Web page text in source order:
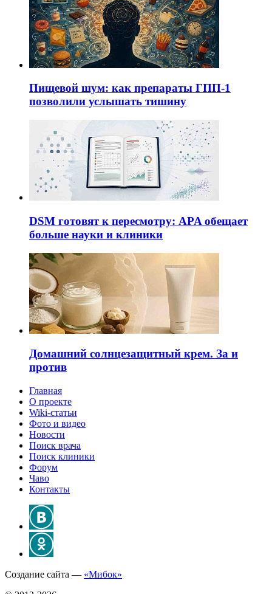
Пищевой шум: как препараты ГПП-1
позволили услышать тишину
DSM готовят к пересмотру: APA обещает
больше науки и клиники
Домашний солнцезащитный крем. За и
против
Главная
О проекте
Wiki-статьи
Фото и видео
Новости
Поиск врача
Поиск клиники
Форум
Чаво
Контакты
Создание сайта — «Мибок»